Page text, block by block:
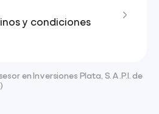
y condiciones
en Inversiones Plata, S.A.P.I. de